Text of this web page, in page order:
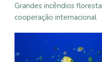
Grandes incêndios
cooperação internacional